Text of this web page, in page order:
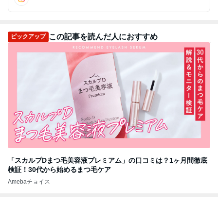
ピックアップ この記事を読んだ人におすすめ
「スカルプDまつ毛美容液プレミアム」の口コミは？1ヶ月間徹底
検証！30代から始めるまつ毛ケア
Amebaチョイス